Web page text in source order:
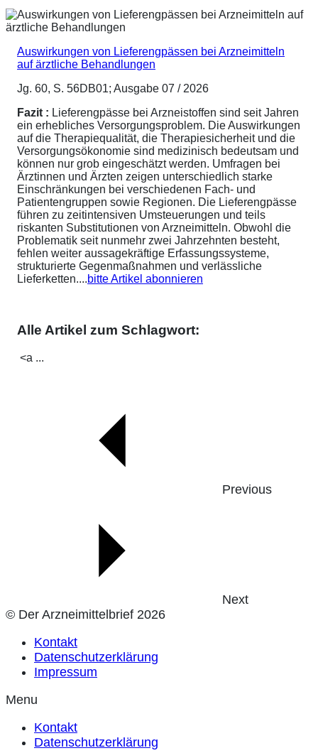
Auswirkungen von Lieferengpässen bei Arzneimitteln
auf ärztliche Behandlungen
Jg. 60, S. 56DB01; Ausgabe 07 / 2026
Fazit : Lieferengpässe bei Arzneistoffen sind seit Jahren
ein erhebliches Versorgungsproblem. Die Auswirkungen
auf die Therapiequalität, die Therapiesicherheit und die
Versorgungsökonomie sind medizinisch bedeutsam und
können nur grob eingeschätzt werden. Umfragen bei
Ärztinnen und Ärzten zeigen unterschiedlich starke
Einschränkungen bei verschiedenen Fach- und
Patientengruppen sowie Regionen. Die Lieferengpässe
führen zu zeitintensiven Umsteuerungen und teils
riskanten Substitutionen von Arzneimitteln. Obwohl die
Problematik seit nunmehr zwei Jahrzehnten besteht,
fehlen weiter aussagekräftige Erfassungssysteme,
strukturierte Gegenmaßnahmen und verlässliche
Lieferketten....bitte Artikel abonnieren
Alle Artikel zum Schlagwort:
<a ...
Previous
Next
© Der Arzneimittelbrief 2026
Kontakt
Datenschutzerklärung
Impressum
Menu
Kontakt
Datenschutzerklärung